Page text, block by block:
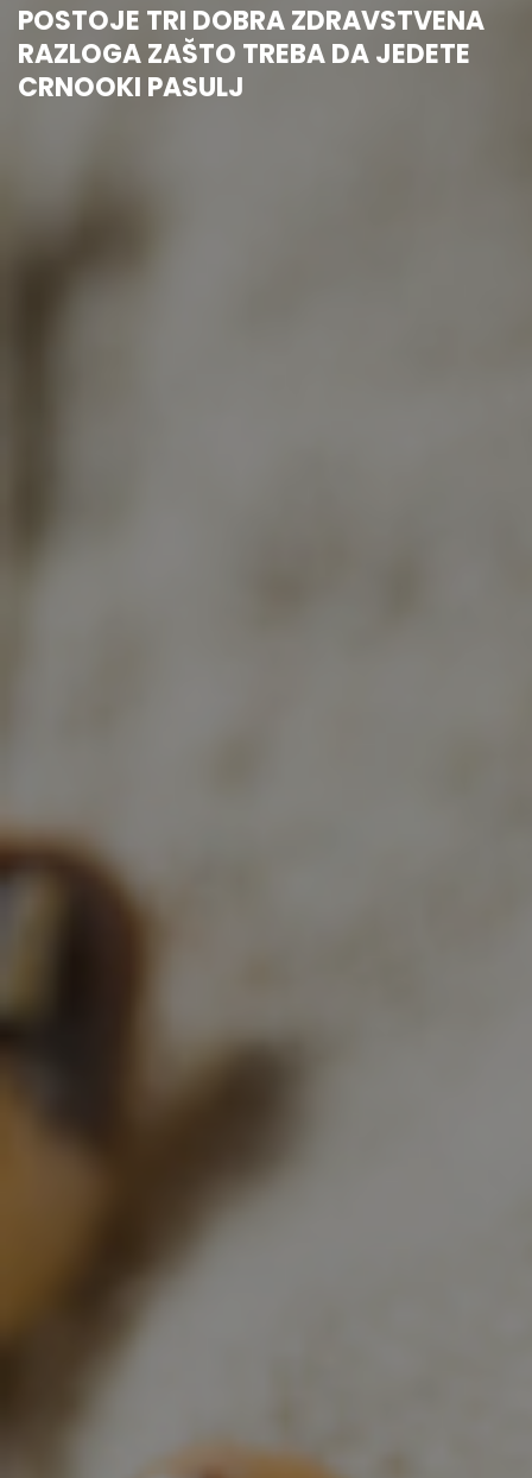
POSTOJE TRI DOBRA ZDRAVSTVENA
RAZLOGA ZAŠTO TREBA DA JEDETE
CRNOOKI PASULJ